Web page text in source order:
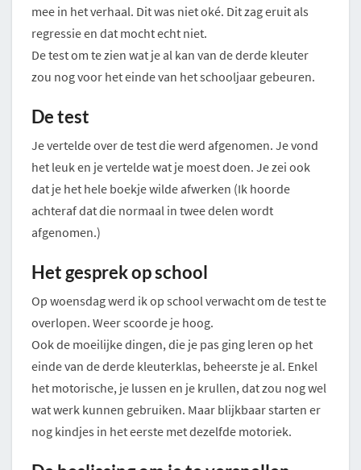
mee in het verhaal. Dit was niet oké. Dit zag eruit als
regressie en dat mocht echt niet.
De test om te zien wat je al kan van de derde kleuter
zou nog voor het einde van het schooljaar gebeuren.
De test
Je vertelde over de test die werd afgenomen. Je vond
het leuk en je vertelde wat je moest doen. Je zei ook
dat je het hele boekje wilde afwerken (Ik hoorde
achteraf dat die normaal in twee delen wordt
afgenomen.)
Het gesprek op school
Op woensdag werd ik op school verwacht om de test te
overlopen. Weer scoorde je hoog.
Ook de moeilijke dingen, die je pas ging leren op het
einde van de derde kleuterklas, beheerste je al. Enkel
het motorische, je lussen en je krullen, dat zou nog wel
wat werk kunnen gebruiken. Maar blijkbaar starten er
nog kindjes in het eerste met dezelfde motoriek.